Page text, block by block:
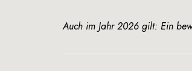
Auch im Jahr 2026 gilt: Ein